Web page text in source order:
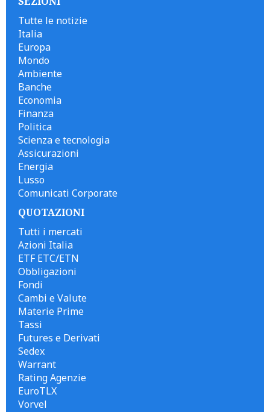
Tutte le notizie
Italia
Europa
Mondo
Ambiente
Banche
Economia
Finanza
Politica
Scienza e tecnologia
Assicurazioni
Energia
Lusso
Comunicati Corporate
QUOTAZIONI
Tutti i mercati
Azioni Italia
ETF ETC/ETN
Obbligazioni
Fondi
Cambi e Valute
Materie Prime
Tassi
Futures e Derivati
Sedex
Warrant
Rating Agenzie
EuroTLX
Vorvel